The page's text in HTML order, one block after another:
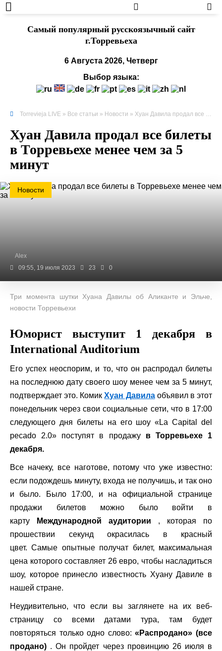
Cамый популярный русскоязычный сайт
г.Торревьеха
6 Августа 2026, Четверг
Выбор языка:
Torrevieja LIVE » Все статьи » Новости » Хуан Давила продал все билеты в Торревьехе менее чем за 5 минут
Хуан Давила продал все билеты
в Торревьехе менее чем за 5
минут
Новости
Alex
09:55, 19 июля 2023
23 0
Три момента шутки Хуана Давилы об Аликанте и Эльче,
новости Торревьехи
Юморист выступит 1 декабря в
International Auditorium
Его успех неоспорим, и то, что он распродал билеты
на последнюю дату своего шоу менее чем за 5 минут,
подтверждает это. КомикХуан Давилаобъявил в этот
понедельник через свои социальные сети, что в 17:00
следующего дня билеты на его шоу «La Capital del
pecado 2.0» поступят в продажу в Торревьехе 1
декабря.
Все начеку, все наготове, потому что уже известно:
если подождешь минуту, входа не получишь, и так оно
и было. Было 17:00, и на официальной странице
продажи билетов можно было войти в
карту
Международной аудитории , которая по
прошествии секунд окрасилась в красный
цвет. Самые опытные получат билет, максимальная
цена которого составляет 26 евро, чтобы насладиться
шоу, которое принесло известность Хуану Давиле в
нашей стране.
Неудивительно, что если вы заглянете на их веб-
страницу со всеми датами тура, там будет
повторяться только одно слово:«Распродано» (все
продано) . Он пройдет через провинцию 26 июля в